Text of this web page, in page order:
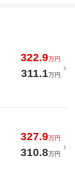
322.9万円
311.1万円
327.9万円
310.8万円